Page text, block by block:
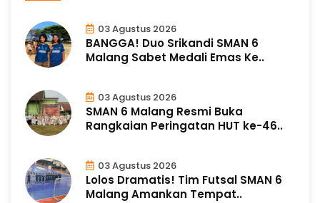
03 Agustus 2026
BANGGA! Duo Srikandi SMAN 6
Malang Sabet Medali Emas Ke..
03 Agustus 2026
SMAN 6 Malang Resmi Buka
Rangkaian Peringatan HUT ke-46..
03 Agustus 2026
Lolos Dramatis! Tim Futsal SMAN 6
Malang Amankan Tempat..